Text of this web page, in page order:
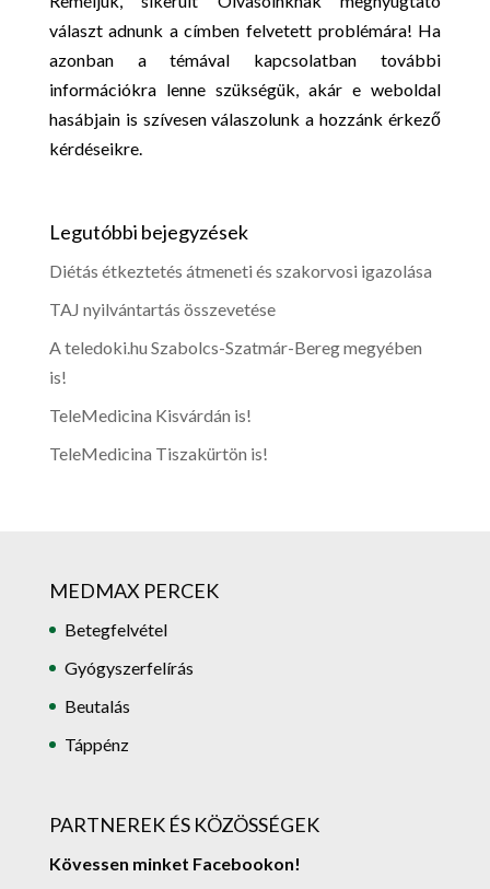
választ adnunk a címben felvetett problémára! Ha
azonban a témával kapcsolatban további
információkra lenne szükségük, akár e weboldal
hasábjain is szívesen válaszolunk a hozzánk érkező
kérdéseikre.
Legutóbbi bejegyzések
Diétás étkeztetés átmeneti és szakorvosi igazolása
TAJ nyilvántartás összevetése
A teledoki.hu Szabolcs-Szatmár-Bereg megyében
is!
TeleMedicina Kisvárdán is!
TeleMedicina Tiszakürtön is!
MEDMAX PERCEK
Betegfelvétel
Gyógyszerfelírás
Beutalás
Táppénz
PARTNEREK ÉS KÖZÖSSÉGEK
Kövessen minket Facebookon!